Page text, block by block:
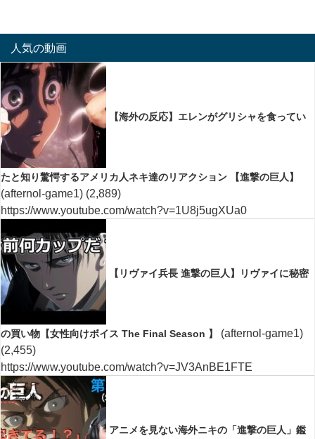
人気の動画
【海外の反応】エレンがグリシャを食ってい
たと知り驚愕するアメリカ人ネキ達のリアクション 【進撃の巨人】
(afternol-game1) (2,889)
https://www.youtube.com/watch?v=1U8j5ugXUa0
【リヴァイ兵長 進撃の巨人】リヴァイに秘密
の買い物【女性向けボイス The Final Season 】
(afternol-game1)
(2,455)
https://www.youtube.com/watch?v=JV3AnBE1FTE
アニメを見ない海外ニキの「進撃の巨人」鑑